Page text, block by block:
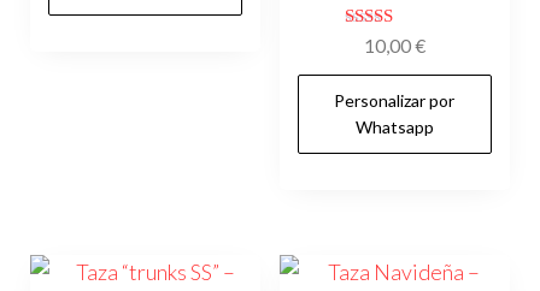
7,95 €
variantes.
opciones
elegir
en
Valorado con
5.00
de 5
10,00€
Personalizar por
Whatsapp